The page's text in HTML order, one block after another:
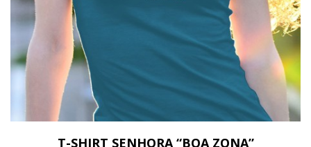
T-SHIRT SENHORA “BOA ZONA”